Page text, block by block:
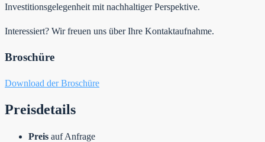
Investitionsgelegenheit mit nachhaltiger Perspektive.
Interessiert? Wir freuen uns über Ihre Kontaktaufnahme.
Broschüre
Download der Broschüre
Preisdetails
Preis auf Anfrage